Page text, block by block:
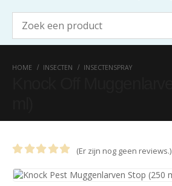
HOME INSECTEN INSECTENSPRAY
(Er zijn nog geen reviews.)